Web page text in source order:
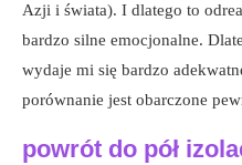
Azji i świata). I dlatego to
bardzo silne emocjonalne.
wydaje mi się bardzo
porównanie jest obarczone
powrót do pół